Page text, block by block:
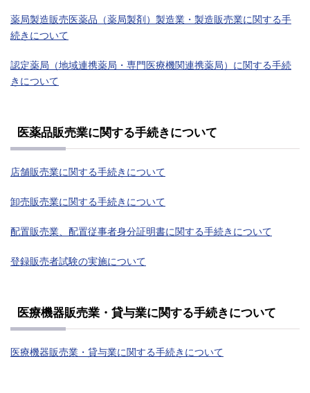
薬局製造販売医薬品（薬局製剤）製造業・製造販売業に関する手
続きについて
認定薬局（地域連携薬局・専門医療機関連携薬局）に関する手続
きについて
医薬品販売業に関する手続きについて
店舗販売業に関する手続きについて
卸売販売業に関する手続きについて
配置販売業、配置従事者身分証明書に関する手続きについて
登録販売者試験の実施について
医療機器販売業・貸与業に関する手続きについて
医療機器販売業・貸与業に関する手続きについて